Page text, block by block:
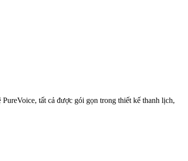
tất cả được gói gọn trong thiết kế thanh lịch,